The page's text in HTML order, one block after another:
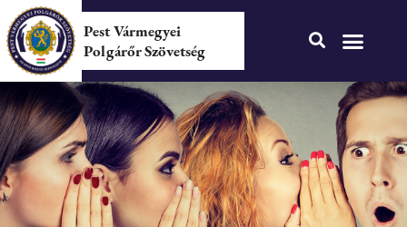
Pest Vármegyei
Polgárőr Szövetség